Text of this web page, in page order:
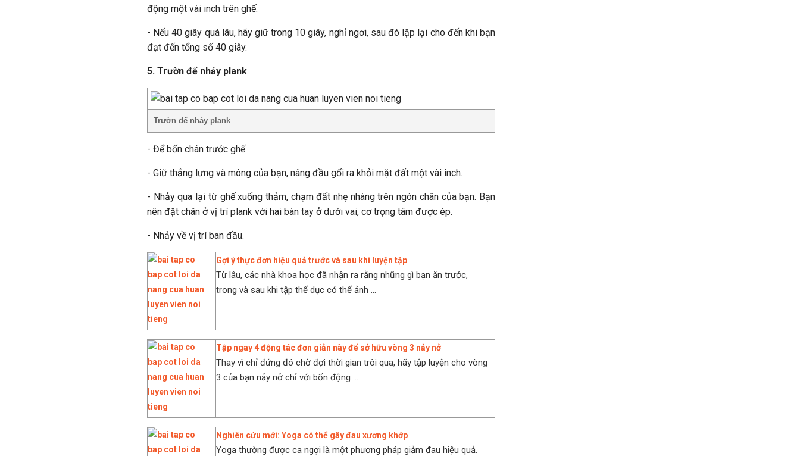
động một vài inch trên ghế.
- Nếu 40 giây quá lâu, hãy giữ trong 10 giây, nghỉ ngơi, sau đó lặp lại cho đến khi bạn
đạt đến tổng số 40 giây.
5. Trườn để nhảy plank
Trườn để nhảy plank
- Để bốn chân trước ghế
- Giữ thẳng lưng và mông của bạn, nâng đầu gối ra khỏi mặt đất một vài inch.
- Nhảy qua lại từ ghế xuống thảm, chạm đất nhẹ nhàng trên ngón chân của bạn. Bạn
nên đặt chân ở vị trí plank với hai bàn tay ở dưới vai, cơ trọng tâm được ép.
- Nhảy về vị trí ban đầu.
Gợi ý thực đơn hiệu quả trước và sau khi luyện tập
Từ lâu, các nhà khoa học đã nhận ra rằng những gì bạn ăn trước,
trong và sau khi tập thể dục có thể ảnh ...
Tập ngay 4 động tác đơn giản này để sở hữu vòng 3 nảy nở
Thay vì chỉ đứng đó chờ đợi thời gian trôi qua, hãy tập luyện cho vòng
3 của bạn nảy nở chỉ với bốn động ...
Nghiên cứu mới: Yoga có thể gây đau xương khớp
Yoga thường được ca ngợi là một phương pháp giảm đau hiệu quả.